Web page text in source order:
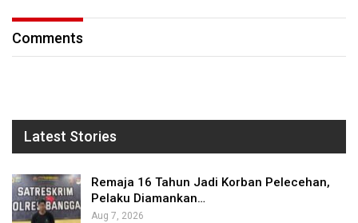
Comments
Latest Stories
Remaja 16 Tahun Jadi Korban Pelecehan,
Pelaku Diamankan…
Aug 7, 2026